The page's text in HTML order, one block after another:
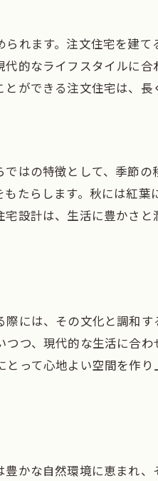
文住宅の選び方
適な住まいの秘密
宅の提案
のデザインアイデア
住宅プラン
生活空間
住宅の設計
いライフスタイル
住宅のインテリア
文住宅の立地
した家づくり
宅の建築アプローチ
コ住宅設計
市の住宅プラン
適な住まい
れます。注文住宅を建
的なライフスタイルに
ができる注文住宅は、長
はの特徴として、季節
たらします。秋には紅
設計は、生活に豊かさ
には、その文化と調和
つ、現代的な生活に合
って心地よい空間を作
かな自然環境に恵まれ